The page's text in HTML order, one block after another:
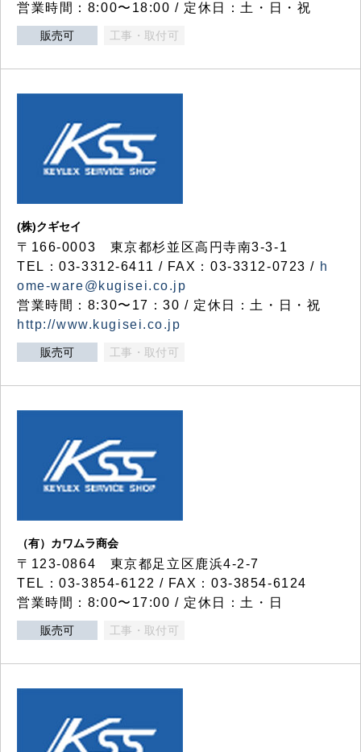
営業時間：8:00〜18:00 / 定休日：土・日・祝
販売可 工事・取付可
(株)クギセイ
〒166-0003 東京都杉並区高円寺南3-3-1
TEL：03-3312-6411 / FAX：03-3312-0723 / h
ome-ware@kugisei.co.jp
営業時間：8:30〜17：30 / 定休日：土・日・祝
http://www.kugisei.co.jp
販売可 工事・取付可
（有）カワムラ商会
〒123-0864 東京都足立区鹿浜4-2-7
TEL：03-3854-6122 / FAX：03-3854-6124
営業時間：8:00〜17:00 / 定休日：土・日
販売可 工事・取付可